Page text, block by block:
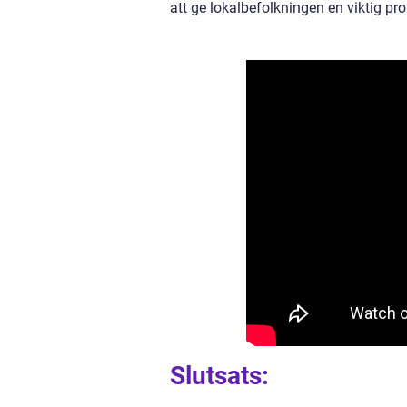
att ge lokalbefolkningen en viktig
Slutsats: